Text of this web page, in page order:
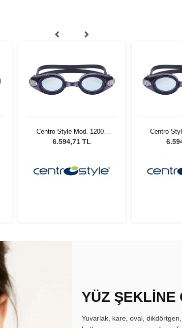
Centro Style Mod. 12002
Mor
6.594,71 TL
Centro
YÜZ ŞEKLİNE
Yuvarlak, kare, oval,